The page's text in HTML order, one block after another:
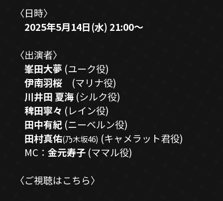
〈日時〉
2025年5月14日(水) 21:00～
〈出演者〉
峯田大夢 (ユーク役)
伊南羽桜 (マリナ役)
川井田 夏海 (シルク役)
稗田寧々 (レイン役)
田中有紀 (ニーベルン役)
田村真佑(乃木坂46) (キャメラット君役)
MC： 金元寿子 (ママル役)
〈ご視聴はこちら〉